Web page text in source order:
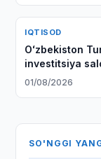
IQTISOD
Oʻzbekiston
investitsiya
01/08/2026
SO'NGGI